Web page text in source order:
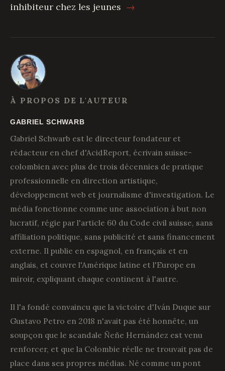
inhibiteur chez les jeunes →
À PROPOS DE L'AUTEUR
GABRIEL SCHWARB
Gabriel Schwarb est le directeur fondateur et
rédacteur en chef d'AcidReport, écrivain suisse-
colombien avec plus de trois décennies de pratique
professionnelle en direction artistique,
développement web et journalisme d'investigation. Le
média fonctionne comme une association à but non
lucratif, régie par l'article 60 du Code civil suisse, sans
affiliation politique, sans publicité et sans financement
externe. Il publie en espagnol, en français et en
anglais, et couvre l'Amérique latine et l'Europe en
miroir, expliquant chaque continent à l'autre.
Il l'a fondé convaincu que la victoire d'Iván Duque sur
Gustavo Petro en 2018 n'avait pas été honnête, un
soupçon que le scandale Ñeñe Hernández est venu
renforcer, et que la Colombie réelle ne trouvait pas de
place dans ses propres médias. Né comme un pont